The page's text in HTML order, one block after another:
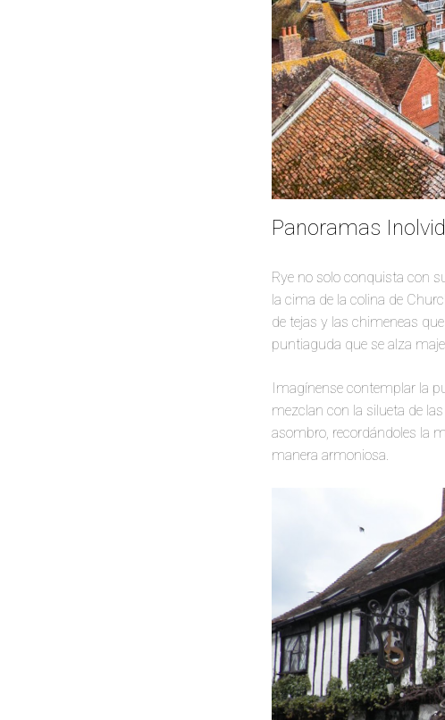
Panoramas
Rye no solo conquista con
la cima de la colina de
de tejas y las chimeneas
puntiaguda que se alza
Imagínense contemplar la
mezclan con la silueta de
asombro, recordándoles la
manera armoniosa.